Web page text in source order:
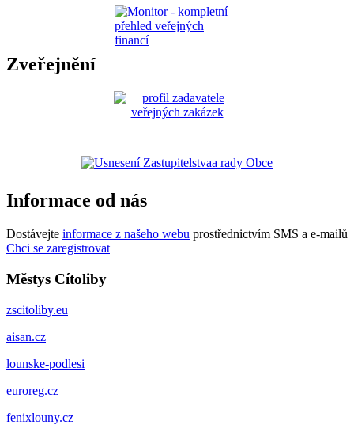
Zveřejnění
Informace od nás
Dostávejte informace z našeho webu prostřednictvím SMS a e-mailů
Chci se zaregistrovat
Městys Cítoliby
zscitoliby.eu
aisan.cz
lounske-podlesi
euroreg.cz
fenixlouny.cz